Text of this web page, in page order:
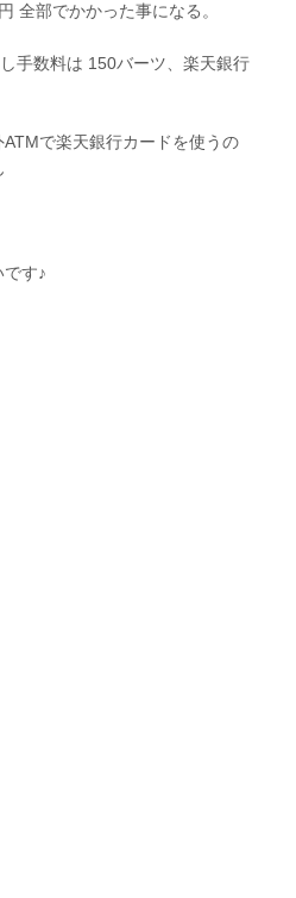
全部でかかった事になる。
手数料は 150バーツ、楽天銀行
で楽天銀行カードを使うの
す♪